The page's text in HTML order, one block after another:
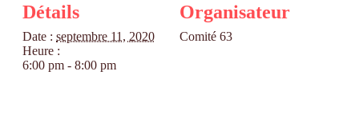
Détails
Date : septembre 11, 2020
Heure :
6:00 pm - 8:00 pm
Organisateur
Comité 63